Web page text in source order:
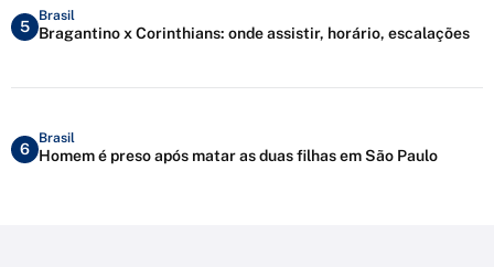
5
Brasil
Bragantino x Corinthians: onde assistir, horário, escalações
6
Brasil
Homem é preso após matar as duas filhas em São Paulo